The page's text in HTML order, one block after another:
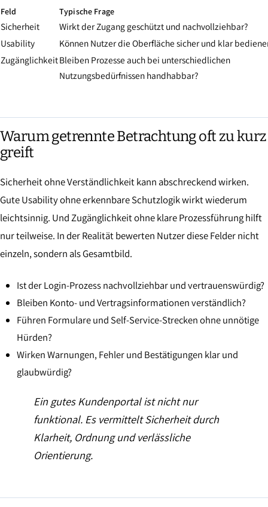
Feld Typische Frage
Sicherheit
Wirkt der Zugang geschützt und nachvollziehbar?
Usability
Können Nutzer die Oberfläche sicher und klar
ZugänglichkeitBleiben Prozesse auch bei unterschiedlichen
Nutzungsbedürfnissen handhabbar?
Warum getrennte Betrachtung oft zu kurz
greift
Sicherheit ohne Verständlichkeit kann abschreckend wirken.
Gute Usability ohne erkennbare Schutzlogik wirkt wiederum
leichtsinnig. Und Zugänglichkeit ohne klare Prozessführung hilft
nur teilweise. In der Realität bewerten Nutzer diese Felder nicht
einzeln, sondern als Gesamtbild.
Ist der Login-Prozess nachvollziehbar und vertrauenswürdig?
Bleiben Konto- und Vertragsinformationen verständlich?
Führen Formulare und Self-Service-Strecken ohne unnötige
Hürden?
Wirken Warnungen, Fehler und Bestätigungen klar und
glaubwürdig?
Ein gutes Kundenportal ist nicht nur
funktional. Es vermittelt Sicherheit durch
Klarheit, Ordnung und verlässliche
Orientierung.